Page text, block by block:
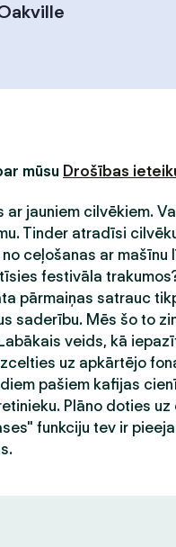
mūsu Drošības
jauniem cilvēkiem.
Tinder atradīsi
ceļošanas ar mašīnu
festivāla
pārmaiņas satrauc
saderību. Mēs šo to
veids, kā
uz apkārtējo
pašiem kafijas
Plāno doties uz
funkciju tev ir